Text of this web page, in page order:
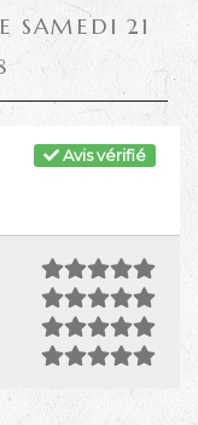
SAMEDI 21
Avis vérifié